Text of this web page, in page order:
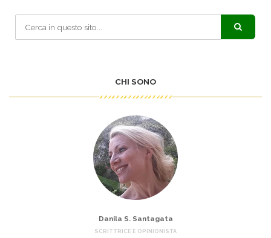
CHI SONO
Danila S. Santagata
SCRITTRICE E OPINIONISTA